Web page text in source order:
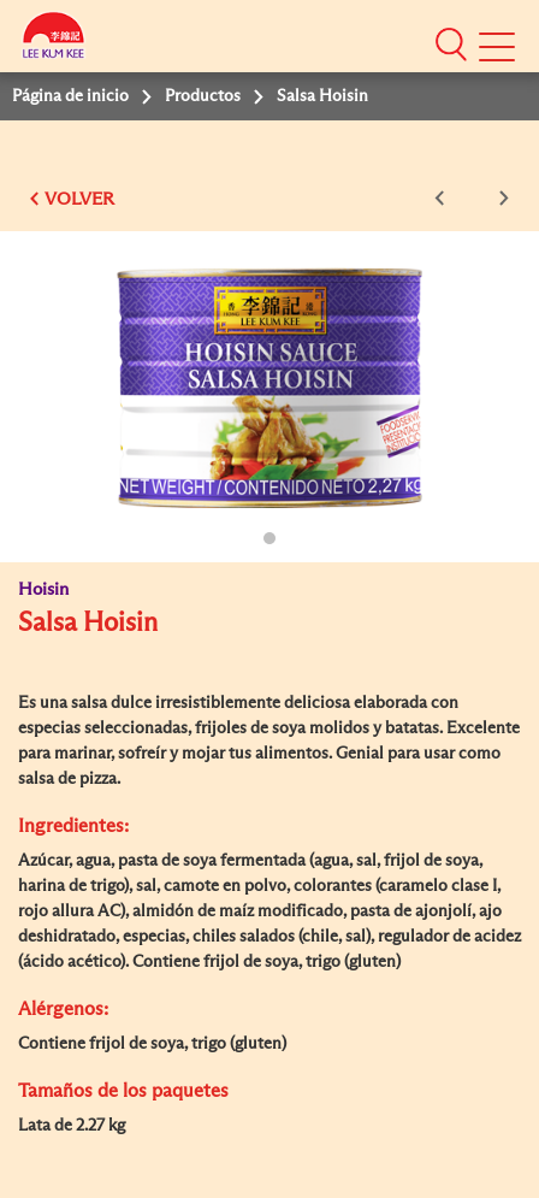
Mobile
Menu
Página de inicio
Productos Salsa Hoisin
VOLVER
Hoisin
Salsa Hoisin
Es una salsa dulce irresistiblemente deliciosa elaborada con
especias seleccionadas, frijoles de soya molidos y batatas. Excelente
para marinar, sofreír y mojar tus alimentos. Genial para usar como
salsa de pizza.
Ingredientes:
Azúcar, agua, pasta de soya fermentada (agua, sal, frijol de soya,
harina de trigo), sal, camote en polvo, colorantes (caramelo clase I,
rojo allura AC), almidón de maíz modificado, pasta de ajonjolí, ajo
deshidratado, especias, chiles salados (chile, sal), regulador de acidez
(ácido acético). Contiene frijol de soya, trigo (gluten)
Alérgenos:
Contiene frijol de soya, trigo (gluten)
Tamaños de los paquetes
Lata de 2.27 kg